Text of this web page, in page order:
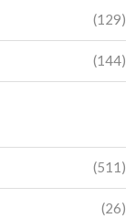
(129)
(144)
(511)
(26)